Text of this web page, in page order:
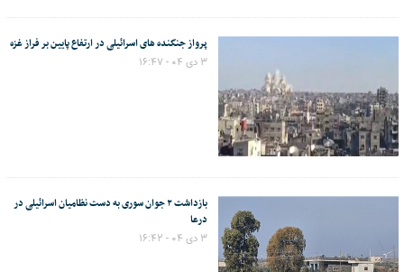
پرواز جنگنده های اسرائیلی در ارتفاع پایین بر فراز غزه
۳ دی ۰۴ - ۱۶:۴۷
بازداشت ۲ جوان سوری به دست نظامیان اسرائیلی در
درعا
۳ دی ۰۴ - ۱۶:۴۲